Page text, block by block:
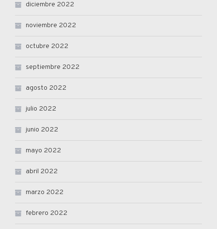
diciembre 2022
noviembre 2022
octubre 2022
septiembre 2022
agosto 2022
julio 2022
junio 2022
mayo 2022
abril 2022
marzo 2022
febrero 2022